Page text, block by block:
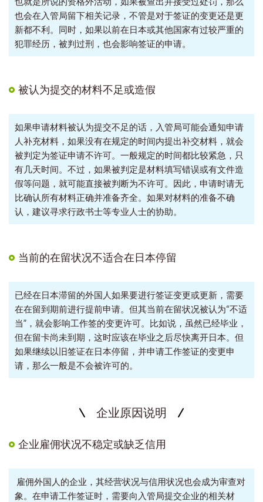
也会在入管局留下相关记录，不管是对于签证的变更还是更
新都不利。同时，如果以前在日本或其他国家有过较严重的
犯罪经历，被判过刑，也会影响签证的申请。
被认为提交的材料不足或造假
如果申请材料被认为提交不足的话，入管局可能会通知申请
人补充材料，如果没有在规定的时间内提出补交材料，就会
被判定为签证申请不许可。一般规定的时间都比较紧急，只
有几天时间。不过，如果被判定是材料填写错误或有文件造
假等问题，就可能直接被判断为不许可。因此，申请时请无
比确认所有材料正确并准备齐全。如果对材料的准备不确
认，建议寻求行政书士等专业人士的协助。
当前的在留状况不适合在日本停留
已经在日本滞留的外国人如果要进行签证变更或更新，需要
在在留到期前进行提前申请。但其当前在留状况被认为“不适
当”，就会影响工作签的变更许可。比如说，虽然已经毕业，
但在留卡尚未到期，这时应该在毕业之后尽快离开日本。但
如果继续以旧签证在日本停留，并申请工作签证的变更申
请，那么一般是不会被许可的。
企业原因说明
企业雇佣状况不稳定或缺乏信用
雇佣外国人的企业，其经营状况与信用状况也会成为审查对
象。在申请工作签证时，需要向入管局提交企业的相关材